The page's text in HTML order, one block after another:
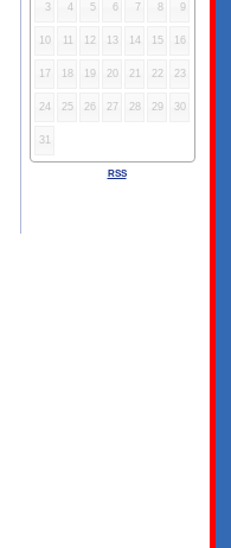
3 4 5 6 7 8 9
10 11 12 13 14 15 16
17 18 19 20 21 22 23
24 25 26 27 28 29 30
31
RSS